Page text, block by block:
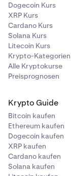
Dogecoin Kurs
XRP Kurs
Cardano Kurs
Solana Kurs
Litecoin Kurs
Krypto-Kategorien
Alle Kryptokurse
Preisprognosen
Krypto Guide
Bitcoin kaufen
Ethereum kaufen
Dogecoin kaufen
XRP kaufen
Cardano kaufen
Solana kaufen